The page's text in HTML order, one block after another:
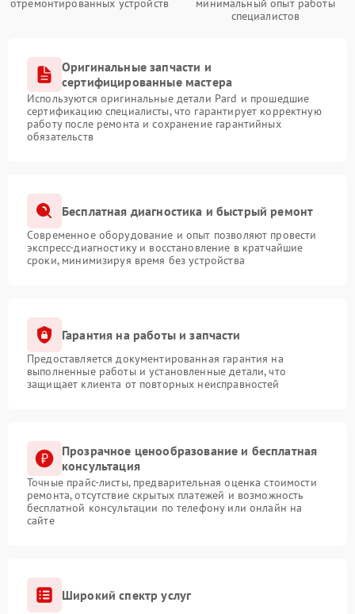
отремонтированных устройств
минимальный опыт работы
специалистов
Оригинальные запчасти и
сертифицированные мастера
Используются оригинальные детали Pard и прошедшие
сертификацию специалисты, что гарантирует корректную
работу после ремонта и сохранение гарантийных
обязательств
Бесплатная диагностика и быстрый ремонт
Современное оборудование и опыт позволяют провести
экспресс-диагностику и восстановление в кратчайшие
сроки, минимизируя время без устройства
Гарантия на работы и запчасти
Предоставляется документированная гарантия на
выполненные работы и установленные детали, что
защищает клиента от повторных неисправностей
Прозрачное ценообразование и бесплатная
консультация
Точные прайс-листы, предварительная оценка стоимости
ремонта, отсутствие скрытых платежей и возможность
бесплатной консультации по телефону или онлайн на
сайте
Широкий спектр услуг